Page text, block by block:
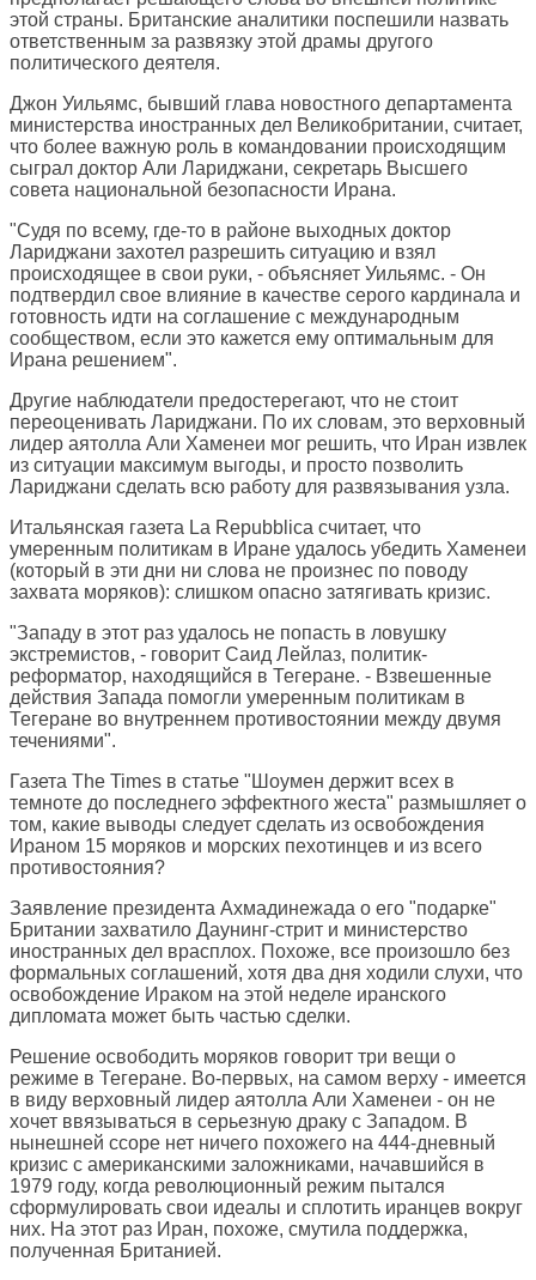
этой страны. Британские аналитики поспешили назвать
ответственным за развязку этой драмы другого
политического деятеля.
Джон Уильямс, бывший глава новостного департамента
министерства иностранных дел Великобритании, считает,
что более важную роль в командовании происходящим
сыграл доктор Али Лариджани, секретарь Высшего
совета национальной безопасности Ирана.
"Судя по всему, где-то в районе выходных доктор
Лариджани захотел разрешить ситуацию и взял
происходящее в свои руки, - объясняет Уильямс. - Он
подтвердил свое влияние в качестве серого кардинала и
готовность идти на соглашение с международным
сообществом, если это кажется ему оптимальным для
Ирана решением".
Другие наблюдатели предостерегают, что не стоит
переоценивать Лариджани. По их словам, это верховный
лидер аятолла Али Хаменеи мог решить, что Иран извлек
из ситуации максимум выгоды, и просто позволить
Лариджани сделать всю работу для развязывания узла.
Итальянская газета La Repubblica считает, что
умеренным политикам в Иране удалось убедить Хаменеи
(который в эти дни ни слова не произнес по поводу
захвата моряков): слишком опасно затягивать кризис.
"Западу в этот раз удалось не попасть в ловушку
экстремистов, - говорит Саид Лейлаз, политик-
реформатор, находящийся в Тегеране. - Взвешенные
действия Запада помогли умеренным политикам в
Тегеране во внутреннем противостоянии между двумя
течениями".
Газета The Times в статье "Шоумен держит всех в
темноте до последнего эффектного жеста" размышляет о
том, какие выводы следует сделать из освобождения
Ираном 15 моряков и морских пехотинцев и из всего
противостояния?
Заявление президента Ахмадинежада о его "подарке"
Британии захватило Даунинг-стрит и министерство
иностранных дел врасплох. Похоже, все произошло без
формальных соглашений, хотя два дня ходили слухи, что
освобождение Ираком на этой неделе иранского
дипломата может быть частью сделки.
Решение освободить моряков говорит три вещи о
режиме в Тегеране. Во-первых, на самом верху - имеется
в виду верховный лидер аятолла Али Хаменеи - он не
хочет ввязываться в серьезную драку с Западом. В
нынешней ссоре нет ничего похожего на 444-дневный
кризис с американскими заложниками, начавшийся в
1979 году, когда революционный режим пытался
сформулировать свои идеалы и сплотить иранцев вокруг
них. На этот раз Иран, похоже, смутила поддержка,
полученная Британией.